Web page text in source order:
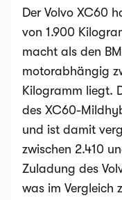
Der Volvo XC60
von 1.900
macht als den
motorabhängig
Kilogramm liegt.
des XC60-
und ist damit
zwischen 2.410
Zuladung des
was im Vergleich